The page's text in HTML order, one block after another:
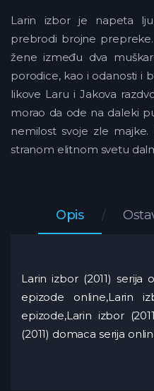
Larin izbor je napeta
prebrodi brojne
žene između dva
porodice, kao i odanosti i
likove Laru i Jakova
morao da ode na daleki
nemilost svoje zle
stranom elitnom svetu
Opis
Larin izbor (2011) serija
epizode online,Larin
epizode,Larin izbor
(2011) domaca serija